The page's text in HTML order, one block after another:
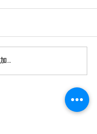
ー はぐれこぞう
…